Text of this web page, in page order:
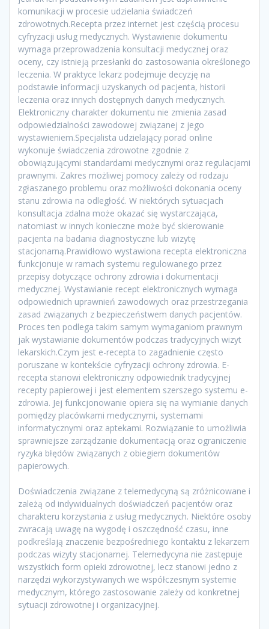
komunikacji w procesie udzielania świadczeń
zdrowotnych.Recepta przez internet jest częścią procesu
cyfryzacji usług medycznych. Wystawienie dokumentu
wymaga przeprowadzenia konsultacji medycznej oraz
oceny, czy istnieją przesłanki do zastosowania określonego
leczenia. W praktyce lekarz podejmuje decyzję na
podstawie informacji uzyskanych od pacjenta, historii
leczenia oraz innych dostępnych danych medycznych.
Elektroniczny charakter dokumentu nie zmienia zasad
odpowiedzialności zawodowej związanej z jego
wystawieniem.Specjalista udzielający porad online
wykonuje świadczenia zdrowotne zgodnie z
obowiązującymi standardami medycznymi oraz regulacjami
prawnymi. Zakres możliwej pomocy zależy od rodzaju
zgłaszanego problemu oraz możliwości dokonania oceny
stanu zdrowia na odległość. W niektórych sytuacjach
konsultacja zdalna może okazać się wystarczająca,
natomiast w innych konieczne może być skierowanie
pacjenta na badania diagnostyczne lub wizytę
stacjonarną.Prawidłowo wystawiona recepta elektroniczna
funkcjonuje w ramach systemu regulowanego przez
przepisy dotyczące ochrony zdrowia i dokumentacji
medycznej. Wystawianie recept elektronicznych wymaga
odpowiednich uprawnień zawodowych oraz przestrzegania
zasad związanych z bezpieczeństwem danych pacjentów.
Proces ten podlega takim samym wymaganiom prawnym
jak wystawianie dokumentów podczas tradycyjnych wizyt
lekarskich.Czym jest e-recepta to zagadnienie często
poruszane w kontekście cyfryzacji ochrony zdrowia. E-
recepta stanowi elektroniczny odpowiednik tradycyjnej
recepty papierowej i jest elementem szerszego systemu e-
zdrowia. Jej funkcjonowanie opiera się na wymianie danych
pomiędzy placówkami medycznymi, systemami
informatycznymi oraz aptekami. Rozwiązanie to umożliwia
sprawniejsze zarządzanie dokumentacją oraz ograniczenie
ryzyka błędów związanych z obiegiem dokumentów
papierowych.
Doświadczenia związane z telemedycyną są zróżnicowane i
zależą od indywidualnych doświadczeń pacjentów oraz
charakteru korzystania z usług medycznych. Niektóre osoby
zwracają uwagę na wygodę i oszczędność czasu, inne
podkreślają znaczenie bezpośredniego kontaktu z lekarzem
podczas wizyty stacjonarnej. Telemedycyna nie zastępuje
wszystkich form opieki zdrowotnej, lecz stanowi jedno z
narzędzi wykorzystywanych we współczesnym systemie
medycznym, którego zastosowanie zależy od konkretnej
sytuacji zdrowotnej i organizacyjnej.